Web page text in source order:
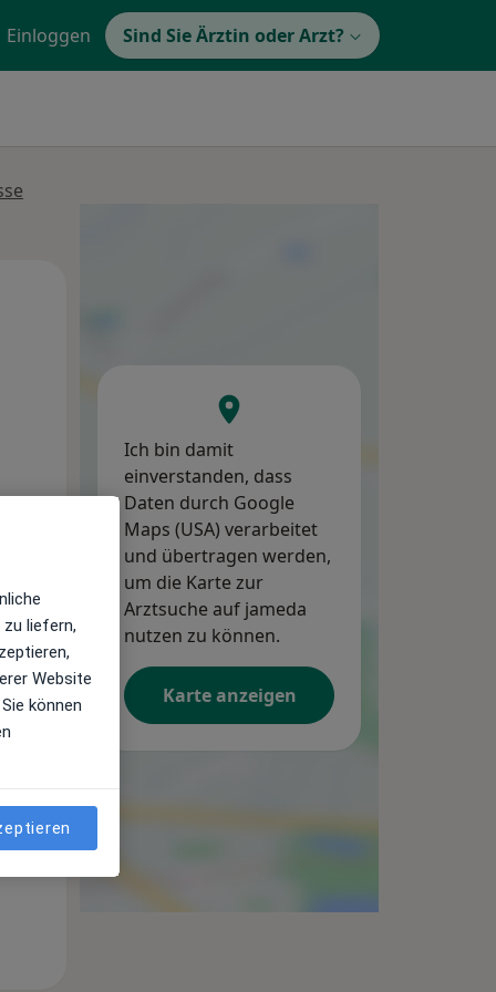
Einloggen Sind Sie Ärztin oder Arzt?
Di,
11 Aug
Mi, Do,
Ich bin damit
einverstanden, dass
Daten durch Google
Maps (USA) verarbeitet
und übertragen werden,
um die Karte zur
Arztsuche auf jameda
nutzen zu können.
Karte anzeigen
liefern,
Website
können